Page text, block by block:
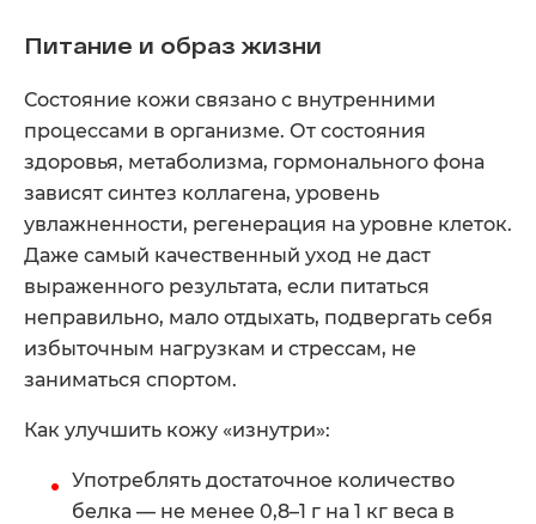
Питание и образ жизни
Состояние кожи связано с внутренними
процессами в организме. От состояния
здоровья, метаболизма, гормонального фона
зависят синтез коллагена, уровень
увлажненности, регенерация на уровне клеток.
Даже самый качественный уход не даст
выраженного результата, если питаться
неправильно, мало отдыхать, подвергать себя
избыточным нагрузкам и стрессам, не
заниматься спортом.
Как улучшить кожу «изнутри»:
Употреблять достаточное количество
белка — не менее 0,8–1 г на 1 кг веса в